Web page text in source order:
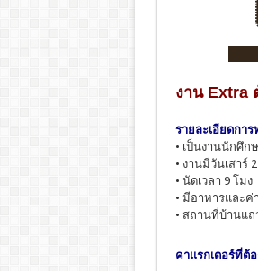
งาน Extra
รายละเอียดการ
• เป็นงานนักศึ
• งานมีวันเสาร์
• นัดเวลา 9 โมง
• มีอาหารและค่
• สถานที่บ้านแ
คาแรกเตอร์ที่ต้อ